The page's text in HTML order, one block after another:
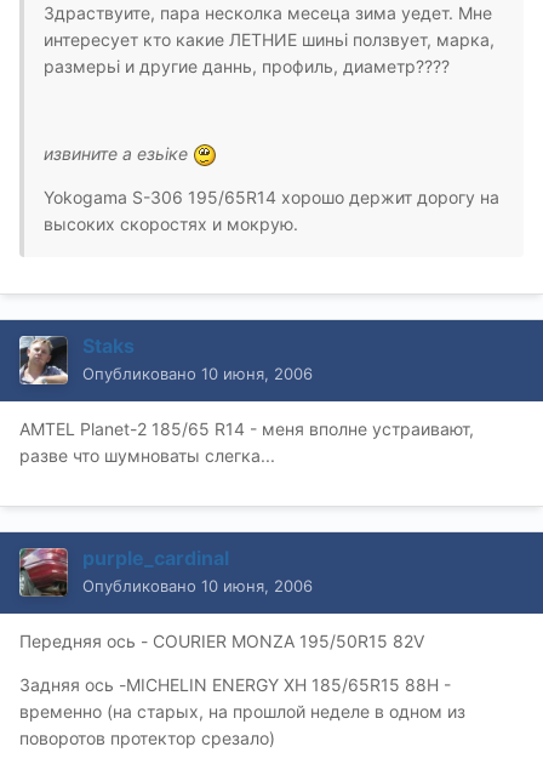
Здраствуите, пара несколка месеца зима уедет. Мне
интересует кто какие ЛЕТНИЕ шиньi ползвует, марка,
размерьi и другие даннь, профиль, диаметр????
извините а езьiке
Yokogama S-306 195/65R14 хорошо держит дорогу на
высоких скоростях и мокрую.
Staks
Опубликовано 10 июня, 2006
AMTEL Planet-2 185/65 R14 - меня вполне устраивают,
разве что шумноваты слегка...
purple_cardinal
Опубликовано 10 июня, 2006
Передняя ось - COURIER MONZA 195/50R15 82V
Задняя ось -MIСHELIN ENERGY XH 185/65R15 88H -
временно (на старых, на прошлой неделе в одном из
поворотов протектор срезало)